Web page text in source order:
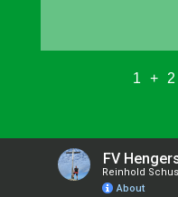
1 + 2